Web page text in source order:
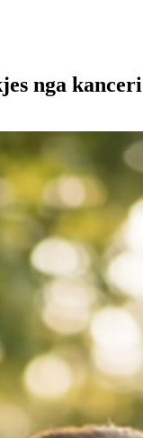
nga kanceri